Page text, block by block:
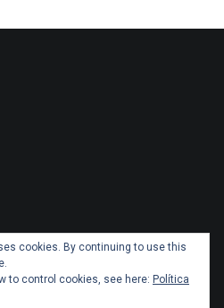
cookies. By continuing to use this
to control cookies, see here: Política